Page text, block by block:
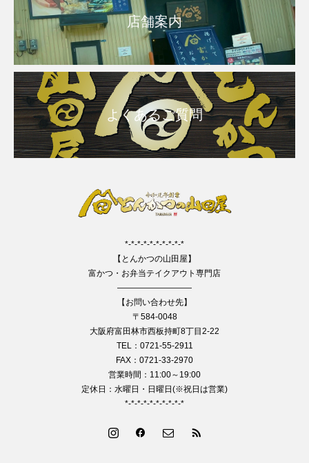
店舗案内
よくあるご質問
*-*-*-*-*-*-*-*-*-*
【とんかつの山田屋】
富かつ・お弁当テイクアウト専門店
—————————
【お問い合わせ先】
〒584-0048
大阪府富田林市西板持町8丁目2-22
TEL：0721-55-2911
FAX：0721-33-2970
営業時間：11:00～19:00
定休日：水曜日・日曜日(※祝日は営業)
*-*-*-*-*-*-*-*-*-*